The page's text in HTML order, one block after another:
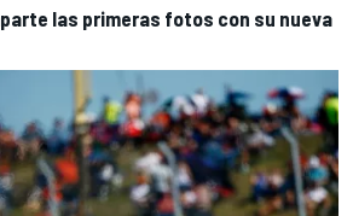
las primeras fotos con su nueva